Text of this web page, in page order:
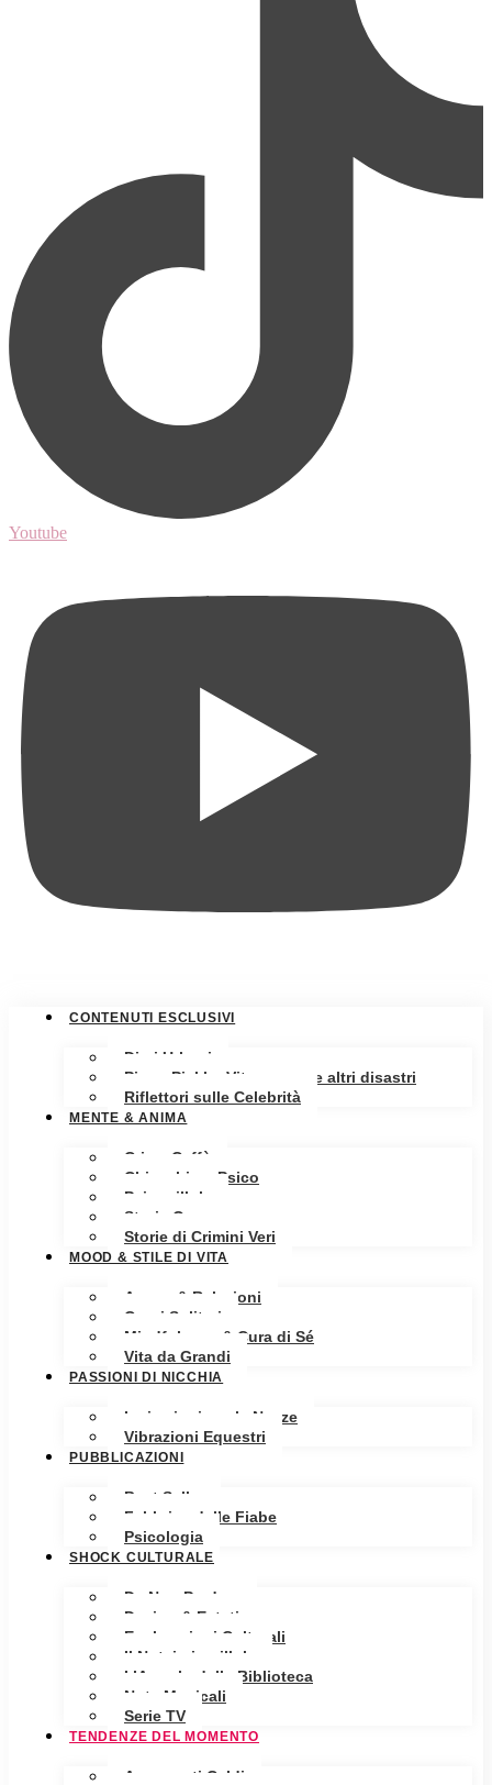
Youtube
CONTENUTI ESCLUSIVI
Diari Urbani
Pippa Pickle: Vita, amore e altri disastri
Riflettori sulle Celebrità
MENTE & ANIMA
Crime Caffè
Chiacchiere Psico
Psicopillole
Storia Oscura
Storie di Crimini Veri
MOOD & STILE DI VITA
Amore & Relazioni
Cuori Solitari
Mindfulness & Cura di Sé
Vita da Grandi
PASSIONI DI NICCHIA
Ispirazioni per le Nozze
Vibrazioni Equestri
PUBBLICAZIONI
Best Seller
Fabbrica delle Fiabe
Psicologia
SHOCK CULTURALE
Da Non Perdere
Design & Estetica
Esplorazioni Culturali
Il Notaio in pillole
L’Angolo della Biblioteca
Note Musicali
Serie TV
TENDENZE DEL MOMENTO
Argomenti Caldi